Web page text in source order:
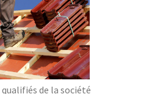
de la société